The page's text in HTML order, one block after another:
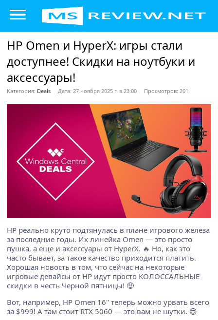
HP Omen и HyperX: игры стали
доступнее! Скидки на ноутбуки и
аксессуары!
Категория: Deals Дата: 27 ноября 2025 г. в 23:00 Просмотров: 201
HP реально круто подтянулась в плане игрового железа
за последние годы. Их линейка Omen — это просто
пушка, а еще и аксессуары от HyperX. 🔥 Но, как это
часто бывает, за такое качество приходится платить.
Хорошая новость в том, что сейчас на некоторые
игровые девайсы от HP идут просто КОЛОССАЛЬНЫЕ
скидки в честь Черной пятницы! 🤑
Вот, например, HP Omen 16" теперь можно урвать всего
за $999! А там стоит RTX 5060 — это вам не шутки. 😎